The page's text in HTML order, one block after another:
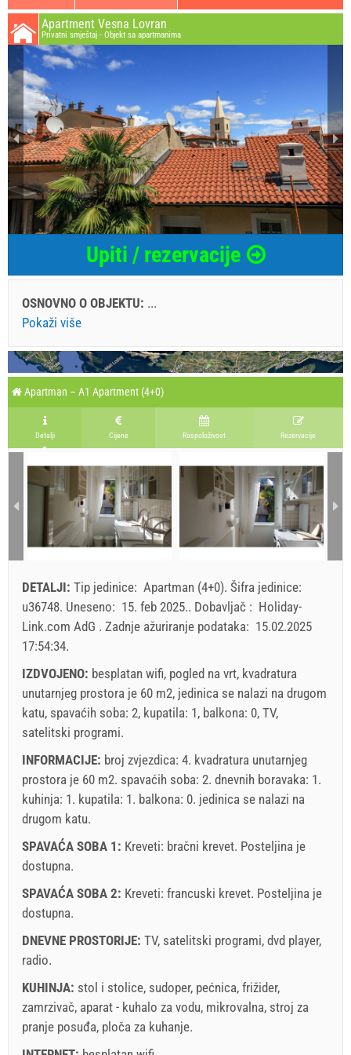
Apartment Vesna Lovran
Privatni smještaj - Objekt sa apartmanima
Upiti / rezervacije
OSNOVNO O OBJEKTU: ...
Pokaži više
Apartman – A1 Apartment (4+0)
Detalji Cijene Raspoloživost Rezervacije
DETALJI: Tip jedinice: Apartman (4+0). Šifra jedinice:
u36748. Uneseno: 15. feb 2025.. Dobavljač : Holiday-
Link.com AdG . Zadnje ažuriranje podataka: 15.02.2025
17:54:34.
IZDVOJENO: besplatan wifi, pogled na vrt, kvadratura
unutarnjeg prostora je 60 m2, jedinica se nalazi na drugom
katu, spavaćih soba: 2, kupatila: 1, balkona: 0, TV,
satelitski programi.
INFORMACIJE: broj zvjezdica: 4. kvadratura unutarnjeg
prostora je 60 m2. spavaćih soba: 2. dnevnih boravaka: 1.
kuhinja: 1. kupatila: 1. balkona: 0. jedinica se nalazi na
drugom katu.
SPAVAĆA SOBA 1: Kreveti: bračni krevet. Posteljina je
dostupna.
SPAVAĆA SOBA 2: Kreveti: francuski krevet. Posteljina je
dostupna.
DNEVNE PROSTORIJE: TV, satelitski programi, dvd player,
radio.
KUHINJA: stol i stolice, sudoper, pećnica, frižider,
zamrzivač, aparat - kuhalo za vodu, mikrovalna, stroj za
pranje posuđa, ploča za kuhanje.